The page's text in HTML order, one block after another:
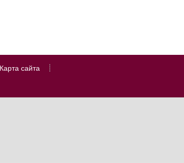
Карта сайта